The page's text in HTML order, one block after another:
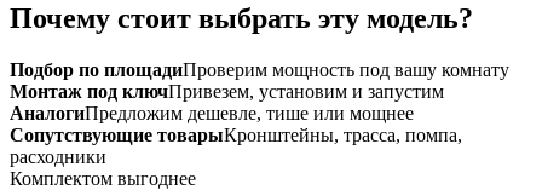
Почему стоит выбрать эту модель?
Подбор по площадиПроверим мощность под вашу комнату
Монтаж под ключПривезем, установим и запустим
АналогиПредложим дешевле, тише или мощнее
Сопутствующие товарыКронштейны, трасса, помпа,
расходники
Комплектом выгоднее